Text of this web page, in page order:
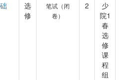
选
修
笔试（闭
卷）
2
少
院1
春
选
修
课
程
组